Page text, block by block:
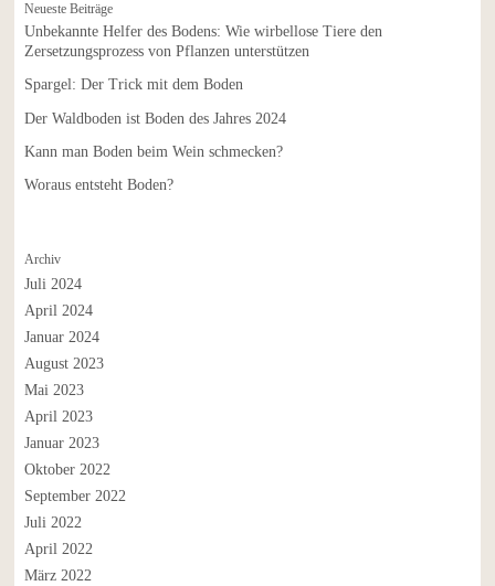
Neueste Beiträge
Unbekannte Helfer des Bodens: Wie wirbellose Tiere den
Zersetzungsprozess von Pflanzen unterstützen
Spargel: Der Trick mit dem Boden
Der Waldboden ist Boden des Jahres 2024
Kann man Boden beim Wein schmecken?
Woraus entsteht Boden?
Archiv
Juli 2024
April 2024
Januar 2024
August 2023
Mai 2023
April 2023
Januar 2023
Oktober 2022
September 2022
Juli 2022
April 2022
März 2022